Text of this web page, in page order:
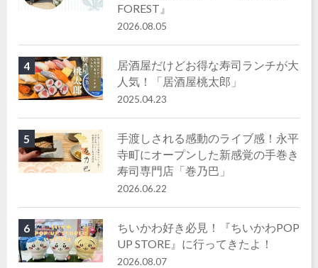
FOREST』
2026.08.05
4
居酒屋だけどお得な寿司ランチが大
人気！「居酒屋桃太郎」
2025.04.23
5
手渡しされる感動のライブ感！永平
寺町にオープンした新感覚の手巻き
寿司専門店「巻乃巴」
2026.06.22
6
ちいかわ好き必見！『ちいかわPOP
UP STORE』に行ってきたよ！
2026.08.07